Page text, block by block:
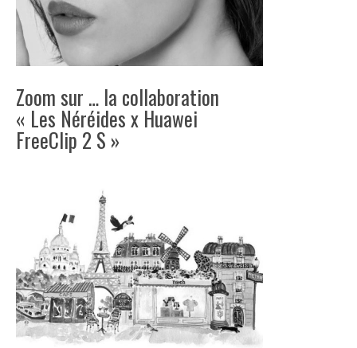
Zoom sur … la collaboration
« Les Néréides x Huawei
FreeClip 2 S »